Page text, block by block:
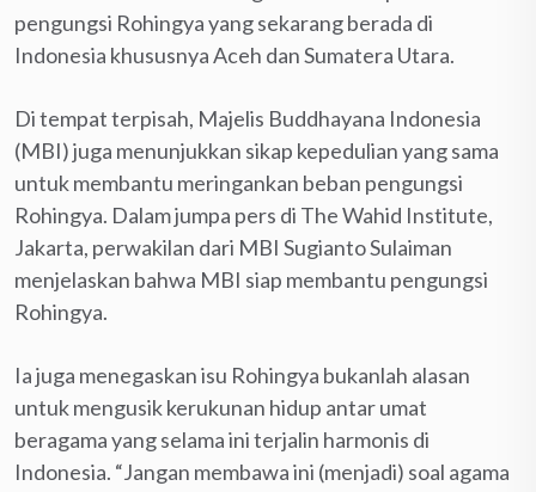
pengungsi Rohingya yang sekarang berada di
Indonesia khususnya Aceh dan Sumatera Utara.
Di tempat terpisah, Majelis Buddhayana Indonesia
(MBI) juga menunjukkan sikap kepedulian yang sama
untuk membantu meringankan beban pengungsi
Rohingya. Dalam jumpa pers di The Wahid Institute,
Jakarta, perwakilan dari MBI Sugianto Sulaiman
menjelaskan bahwa MBI siap membantu pengungsi
Rohingya.
Ia juga menegaskan isu Rohingya bukanlah alasan
untuk mengusik kerukunan hidup antar umat
beragama yang selama ini terjalin harmonis di
Indonesia. “Jangan membawa ini (menjadi) soal agama